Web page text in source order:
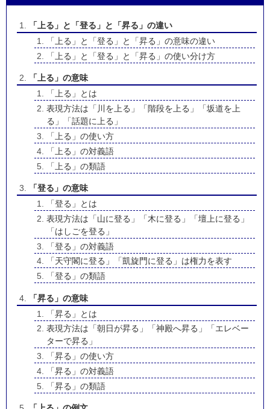
「上る」と「登る」と「昇る」の違い
「上る」と「登る」と「昇る」の意味の違い
「上る」と「登る」と「昇る」の使い分け方
「上る」の意味
「上る」とは
表現方法は「川を上る」「階段を上る」「坂道を上
る」「話題に上る」
「上る」の使い方
「上る」の対義語
「上る」の類語
「登る」の意味
「登る」とは
表現方法は「山に登る」「木に登る」「壇上に登る」
「はしごを登る」
「登る」の対義語
「天守閣に登る」「凱旋門に登る」は権力を表す
「登る」の類語
「昇る」の意味
「昇る」とは
表現方法は「朝日が昇る」「神殿へ昇る」「エレベー
ターで昇る」
「昇る」の使い方
「昇る」の対義語
「昇る」の類語